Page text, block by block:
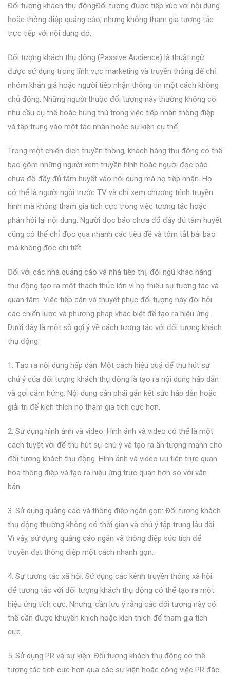
Đối tượng khách thụ độngĐối tượng được tiếp xúc với nội dung
hoặc thông điệp quảng cáo, nhưng không tham gia tương tác
trực tiếp với nội dung đó.
Đối tượng khách thụ động (Passive Audience) là thuật ngữ
được sử dụng trong lĩnh vực marketing và truyền thông để chỉ
nhóm khán giả hoặc người tiếp nhận thông tin một cách không
chủ động. Những người thuộc đối tượng này thường không có
nhu cầu cụ thể hoặc hứng thú trong việc tiếp nhận thông điệp
và tập trung vào một tác nhân hoặc sự kiện cụ thể.
Trong một chiến dịch truyền thông, khách hàng thụ động có thể
bao gồm những người xem truyền hình hoặc người đọc báo
chưa đổ đầy đủ tâm huyết vào nội dung mà họ tiếp nhận. Họ
có thể là người ngồi trước TV và chỉ xem chương trình truyền
hình mà không tham gia tích cực trong việc tương tác hoặc
phản hồi lại nội dung. Người đọc báo chưa đổ đầy đủ tâm huyết
cũng có thể chỉ đọc qua nhanh các tiêu đề và tóm tắt bài báo
mà không đọc chi tiết.
Đối với các nhà quảng cáo và nhà tiếp thị, đội ngũ khác hàng
thụ động tạo ra một thách thức lớn vì họ thiếu sự tương tác và
quan tâm. Việc tiếp cận và thuyết phục đối tượng này đòi hỏi
các chiến lược và phương pháp khác biệt để tạo ra hiệu ứng.
Dưới đây là một số gợi ý về cách tương tác với đối tượng khách
thụ động:
1. Tạo ra nội dung hấp dẫn: Một cách hiệu quả để thu hút sự
chú ý của đối tượng khách thụ động là tạo ra nội dung hấp dẫn
và gợi cảm hứng. Nội dung cần phải gắn kết sức hấp dẫn hoặc
giải trí để kích thích họ tham gia tích cực hơn.
2. Sử dụng hình ảnh và video: Hình ảnh và video có thể là một
cách tuyệt vời để thu hút sự chú ý và tạo ra ấn tượng mạnh cho
đối tượng khách thụ động. Hình ảnh và video ưu tiên trực quan
hóa thông điệp và tạo ra hiệu ứng trực quan hơn so với văn
bản.
3. Sử dụng quảng cáo và thông điệp ngắn gọn: Đối tượng khách
thụ động thường không có thời gian và chú ý tập trung lâu dài.
Vì vậy, sử dụng quảng cáo ngắn và thông điệp súc tích để
truyền đạt thông điệp một cách nhanh gọn.
4. Sự tương tác xã hội: Sử dụng các kênh truyền thông xã hội
để tương tác với đối tượng khách thụ động có thể tạo ra một
hiệu ứng tích cực. Nhưng, cần lưu ý rằng các đối tượng này có
thể cần được khuyến khích hoặc kích thích để tham gia tích
cực.
5. Sử dụng PR và sự kiện: Đối tượng khách thụ động có thể
tương tác tích cực hơn qua các sự kiện hoặc công việc PR đặc